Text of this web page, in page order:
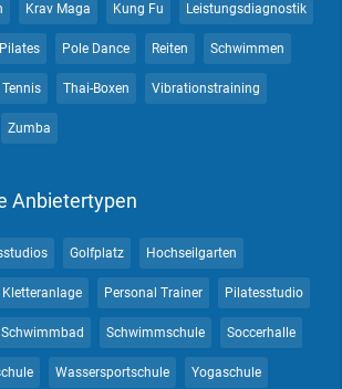
Krav Maga Kung Fu Leistungsdiagnostik
Pilates Pole Dance Reiten Schwimmen
Tennis Thai-Boxen Vibrationstraining
Zumba
Anbietertypen
Golfplatz Hochseilgarten
Kletteranlage Personal Trainer Pilatesstudio
Schwimmbad Schwimmschule Soccerhalle
Wassersportschule Yogaschule